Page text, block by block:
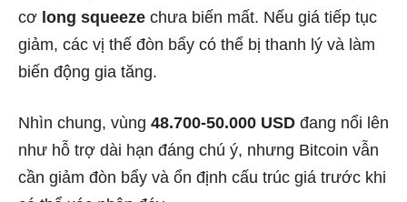
cơ long squeeze chưa biến mất. Nếu giá tiếp tục
giảm, các vị thế đòn bẩy có thể bị thanh lý và làm
biến động gia tăng.
Nhìn chung, vùng 48.700-50.000 USD đang nổi lên
như hỗ trợ dài hạn đáng chú ý, nhưng Bitcoin vẫn
cần giảm đòn bẩy và ổn định cấu trúc giá trước khi